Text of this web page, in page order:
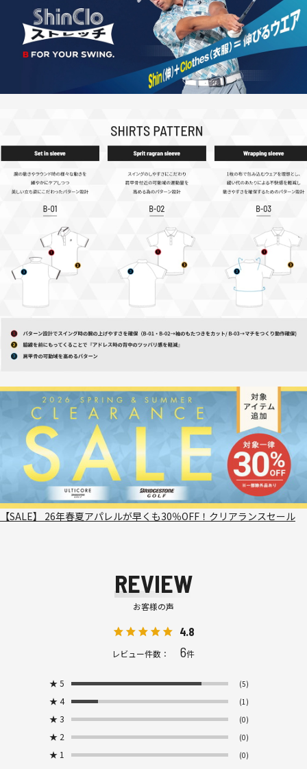
【SALE】 26年春夏アパレルが早くも30％OFF！クリアランスセール
REVIEW
お客様の声
4.8
レビュー件数： 6件
★ 5 (5)
★ 4 (1)
★ 3 (0)
★ 2 (0)
★ 1 (0)